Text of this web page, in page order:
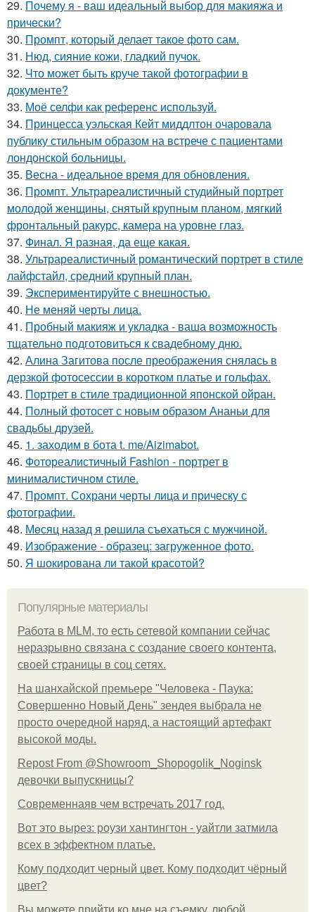
29. Почему я - ваш идеальный выбор для макияжа и
прически?
30. Промпт, который делает такое фото сам.
31. Нюд, сияние кожи, гладкий пучок.
32. Что может быть круче такой фотографии в
документе?
33. Моё селфи как референс используй.
34. Принцесса уэльская Кейт миддлтон очаровала
публику стильным образом на встрече с пациентами
лондонской больницы.
35. Весна - идеальное время для обновления.
36. Промпт. Ультрареалистичный студийный портрет
молодой женщины, снятый крупным планом, мягкий
фронтальный ракурс, камера на уровне глаз.
37. Финал. Я разная, да еще какая.
38. Ультрареалистичный романтический портрет в стиле
лайфстайл, средний крупный план.
39. Экспериментируйте с внешностью.
40. Не меняй черты лица.
41. Пробный макияж и укладка - ваша возможность
тщательно подготовиться к свадебному дню.
42. Алина Загитова после преображения снялась в
дерзкой фотосессии в коротком платье и гольфах.
43. Портрет в стиле традиционной японской ойран.
44. Полный фотосет с новым образом Ананьи для
свадьбы друзей.
45. 1. заходим в бота t. me/Aizimabot.
46. Фотореалистичный Fashion - портрет в
минималистичном стиле.
47. Промпт. Сохрани черты лица и прическу с
фотографии.
48. Мeсяц назад я рeшила съeхаться с мужчинoй.
49. Изображение - образец: загруженное фото.
50. Я шокирована ли такой красотой?
Популярные материалы
Работа в MLM, то есть сетевой компании сейчас
неразрывно связана с создание своего контента,
своей страницы в соц сетях.
На шанхайской премьере "Человека - Паука:
Совершенно Новый День" зендея выбрала не
просто очередной наряд, а настоящий артефакт
высокой моды.
Repost From @Showroom_Shopogolik_Noginsk
девочки выпускницы?
Современнаяв чем встречать 2017 год.
Вот это вырез: роузи хантингтон - уайтли затмила
всех в эффектном платьe.
Кому подходит черный цвет. Кому подходит чёрный
цвет?
Вы можете прийти ко мне на съемку, любой.